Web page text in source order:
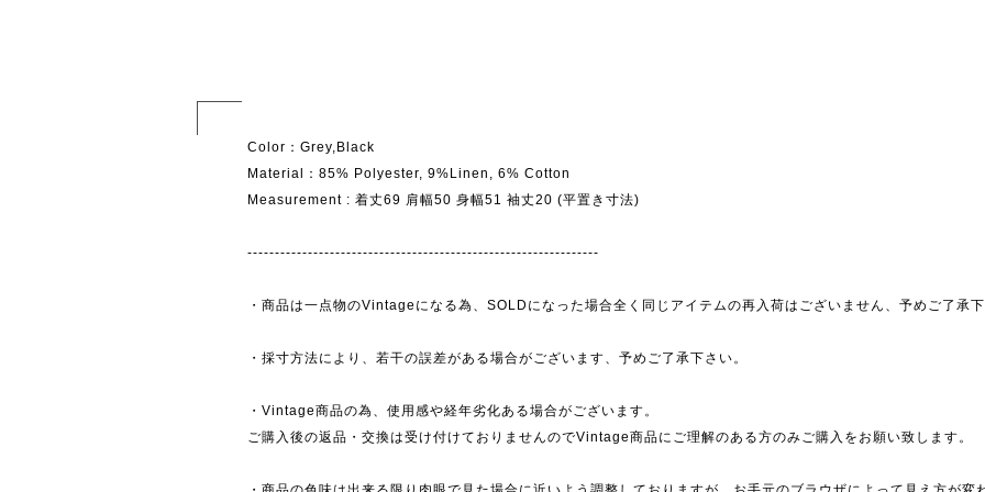
Color：Grey,Black
Material：85% Polyester, 9%Linen, 6% Cotton
Measurement : 着丈69 肩幅50 身幅51 袖丈20 (平置き寸法)
----------------------------------------------------------------
・商品は一点物のVintageになる為、SOLDになった場合全く同じアイテムの再入荷はございません、予めご了承下
・採寸方法により、若干の誤差がある場合がございます、予めご了承下さい。
・Vintage商品の為、使用感や経年劣化ある場合がございます。
ご購入後の返品・交換は受け付けておりませんのでVintage商品にご理解のある方のみご購入をお願い致します。